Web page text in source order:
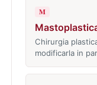
M
Chirurgia
modificarla in